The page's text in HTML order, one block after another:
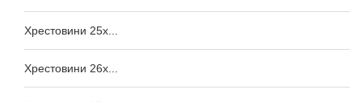
Хрестовини 25x...
Хрестовини 26x...